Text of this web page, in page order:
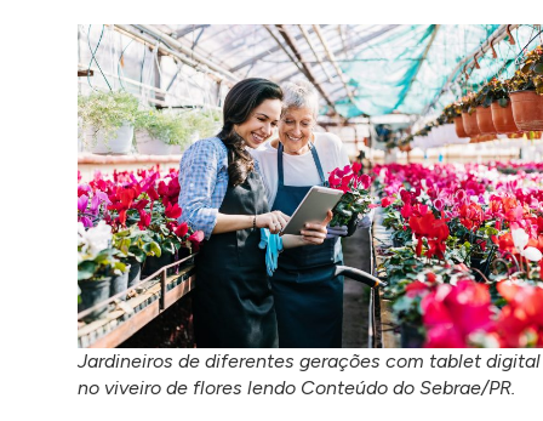
Jardineiros de diferentes gerações com tablet digital
no viveiro de flores lendo Conteúdo do Sebrae/PR.